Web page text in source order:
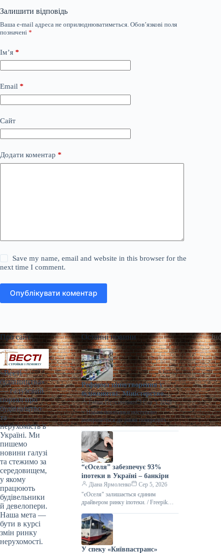
Залишити відповідь
Ваша e-mail адреса не оприлюднюватиметься. Обов’язкові поля
позначені *
Ім’я *
Email *
Сайт
Додати коментар *
Save my name, email and website in this browser for the
next time I comment.
Опублікувати коментар
Про сайт
«Весті
будівництва»
— галузевий
портал про
будівництво
та
нерухомість в
Україні. Ми
пишемо
новини галузі
та стежимо за
середовищем,
у якому
працюють
будівельники
й девелопери.
Наша мета —
бути в курсі
змін ринку
нерухомості.
Останні новини
Реформа ціноутворення у
будівництві: Міністерство
разом із громадами
напрацьовує зміни | Столична
Нерухомість
Ганна Герасименко
Сер 5, 2026
> Наразі показники поступово
повертаються до рівня попередніх
періодів. Сьогодні, 18:16 Фото:
minfin.com.ua Реформа ціноутворення
у будівництві Забезпечити прозоре
“єОселя” забезпечує 93%
іпотеки в Україні – банкіри
Діана Ярмоленко
Сер 5, 2026
"єОселя" залишається єдиним
драйвером ринку іпотеки. / Freepik
кредитування відновлюється, однак
його розвиток фактично забезпечує
У спеку «Київпастранс»